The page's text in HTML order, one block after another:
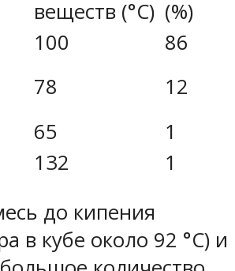
веществ (°C) (%)
100
86
78
12
65
1
132
1
до кипения
в кубе около 92 °C) и